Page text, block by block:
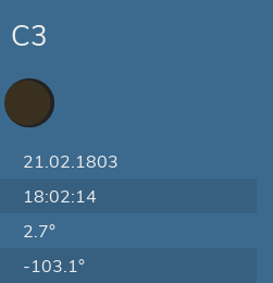
C3
21.02.1803
18:02:14
2.7°
-103.1°